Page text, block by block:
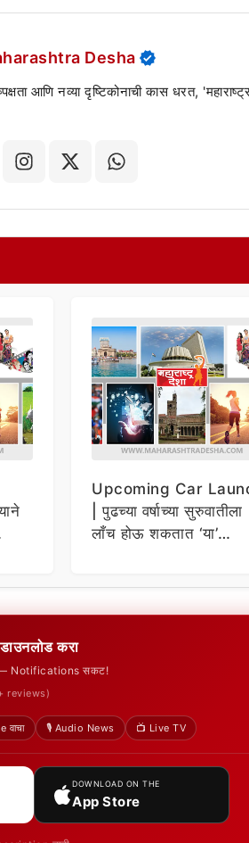
Desha
आणि नव्या दृष्टिकोनाची कास धरत,
Upcoming Car
| पुढच्या वर्षाच्या सुरुवातीला
लाँच होऊ शकतात ‘या’
करा
— Notifications सकट!
reviews)
वाचा 🎙️ Audio News 📺 Live TV
DOWNLOAD ON THE
App Store